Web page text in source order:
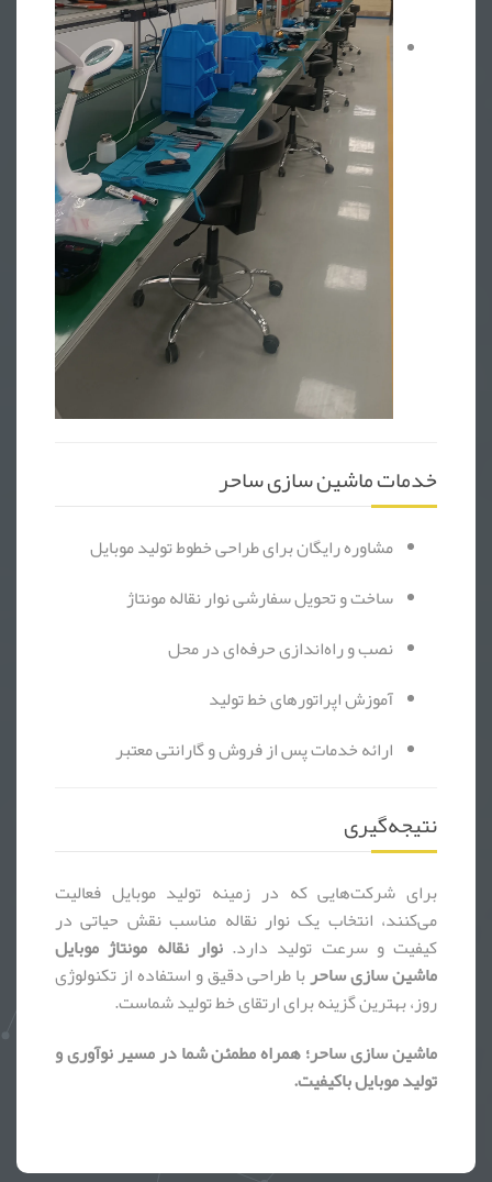
خدمات ماشین سازی ساحر
مشاوره رایگان برای طراحی خطوط تولید موبایل
ساخت و تحویل سفارشی نوار نقاله مونتاژ
نصب و راه‌اندازی حرفه‌ای در محل
آموزش اپراتورهای خط تولید
ارائه خدمات پس از فروش و گارانتی معتبر
نتیجه‌گیری
برای شرکت‌هایی که در زمینه تولید موبایل فعالیت
می‌کنند، انتخاب یک نوار نقاله مناسب نقش حیاتی در
کیفیت و سرعت تولید دارد.نوار نقاله مونتاژ موبایل
ماشین سازی ساحربا طراحی دقیق و استفاده از تکنولوژی
روز، بهترین گزینه برای ارتقای خط تولید شماست.
ماشین سازی ساحر؛ همراه مطمئن شما در مسیر نوآوری و
تولید موبایل باکیفیت.